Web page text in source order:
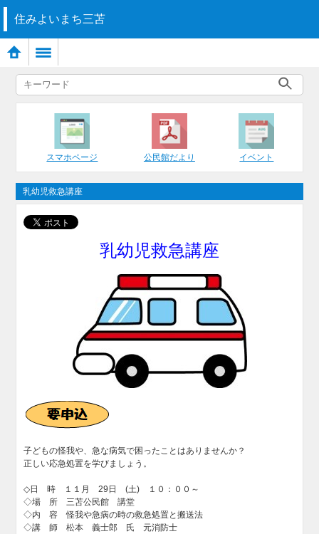
住みよいまち三苫
スマホページ 公民館だより イベント
乳幼児救急講座
乳幼児救急講座
子どもの怪我や、急な病気で困ったことはありませんか？
正しい応急処置を学びましょう。
◇日 時 １１月 29日 (土) １０：００～
◇場 所 三苫公民館 講堂
◇内 容 怪我や急病の時の救急処置と搬送法
◇講 師 松本 義士郎 氏 元消防士